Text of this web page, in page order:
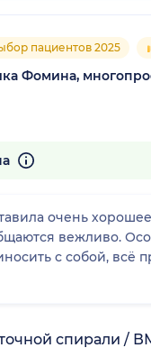
пациентов 2025
Фомина,
очень
вежливо.
с собой, всё
спирали /